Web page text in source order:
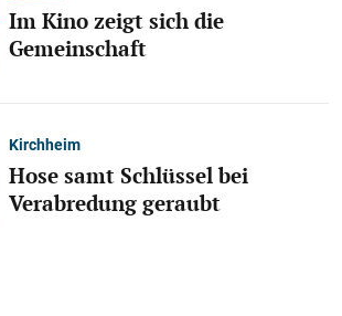
Im Kino zeigt sich die
Gemeinschaft
Kirchheim
Hose samt Schlüssel bei
Verabredung geraubt